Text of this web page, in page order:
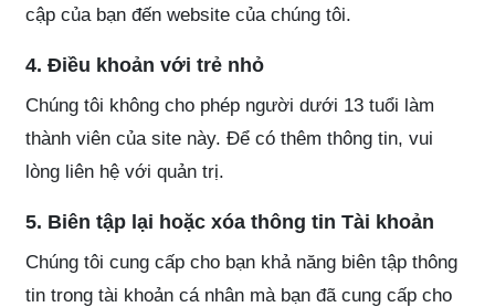
cập của bạn đến website của chúng tôi.
4. Điều khoản với trẻ nhỏ
Chúng tôi không cho phép người dưới 13 tuổi làm
thành viên của site này. Để có thêm thông tin, vui
lòng liên hệ với quản trị.
5. Biên tập lại hoặc xóa thông tin Tài khoản
Chúng tôi cung cấp cho bạn khả năng biên tập thông
tin trong tài khoản cá nhân mà bạn đã cung cấp cho